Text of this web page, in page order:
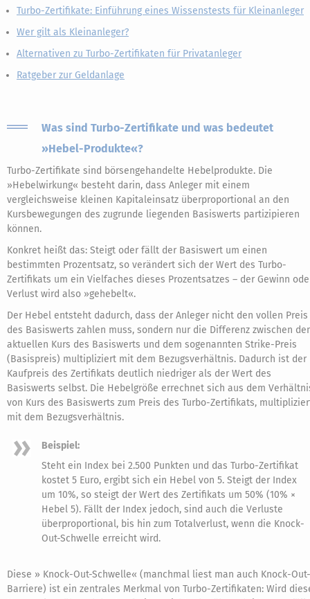
Turbo-Zertifikate: Einführung eines Wissenstests für Kleinanleger
Wer gilt als Kleinanleger?
Alternativen zu Turbo-Zertifikaten für Privatanleger
Ratgeber zur Geldanlage
Was sind Turbo-Zertifikate und was bedeutet
»Hebel-Produkte«?
Turbo-Zertifikate sind börsengehandelte Hebelprodukte. Die
»Hebelwirkung« besteht darin, dass Anleger mit einem
vergleichsweise kleinen Kapitaleinsatz überproportional an den
Kursbewegungen des zugrunde liegenden Basiswerts partizipieren
können.
Konkret heißt das: Steigt oder fällt der Basiswert um einen
bestimmten Prozentsatz, so verändert sich der Wert des Turbo-
Zertifikats um ein Vielfaches dieses Prozentsatzes – der Gewinn
Verlust wird also »gehebelt«.
Der Hebel entsteht dadurch, dass der Anleger nicht den vollen Preis
des Basiswerts zahlen muss, sondern nur die Differenz zwischen
aktuellen Kurs des Basiswerts und dem sogenannten Strike-Preis
(Basispreis) multipliziert mit dem Bezugsverhältnis. Dadurch ist der
Kaufpreis des Zertifikats deutlich niedriger als der Wert des
Basiswerts selbst. Die Hebelgröße errechnet sich aus dem
von Kurs des Basiswerts zum Preis des Turbo-Zertifikats,
mit dem Bezugsverhältnis.
Beispiel:
Steht ein Index bei 2.500 Punkten und das Turbo-Zertifikat
kostet 5 Euro, ergibt sich ein Hebel von 5. Steigt der Index
um 10%, so steigt der Wert des Zertifikats um 50% (10% ×
Hebel 5). Fällt der Index jedoch, sind auch die Verluste
überproportional, bis hin zum Totalverlust, wenn die Knock-
Out-Schwelle erreicht wird.
Diese » Knock-Out-Schwelle« (manchmal liest man auch Knock-Out-
Barriere) ist ein zentrales Merkmal von Turbo-Zertifikaten: Wird